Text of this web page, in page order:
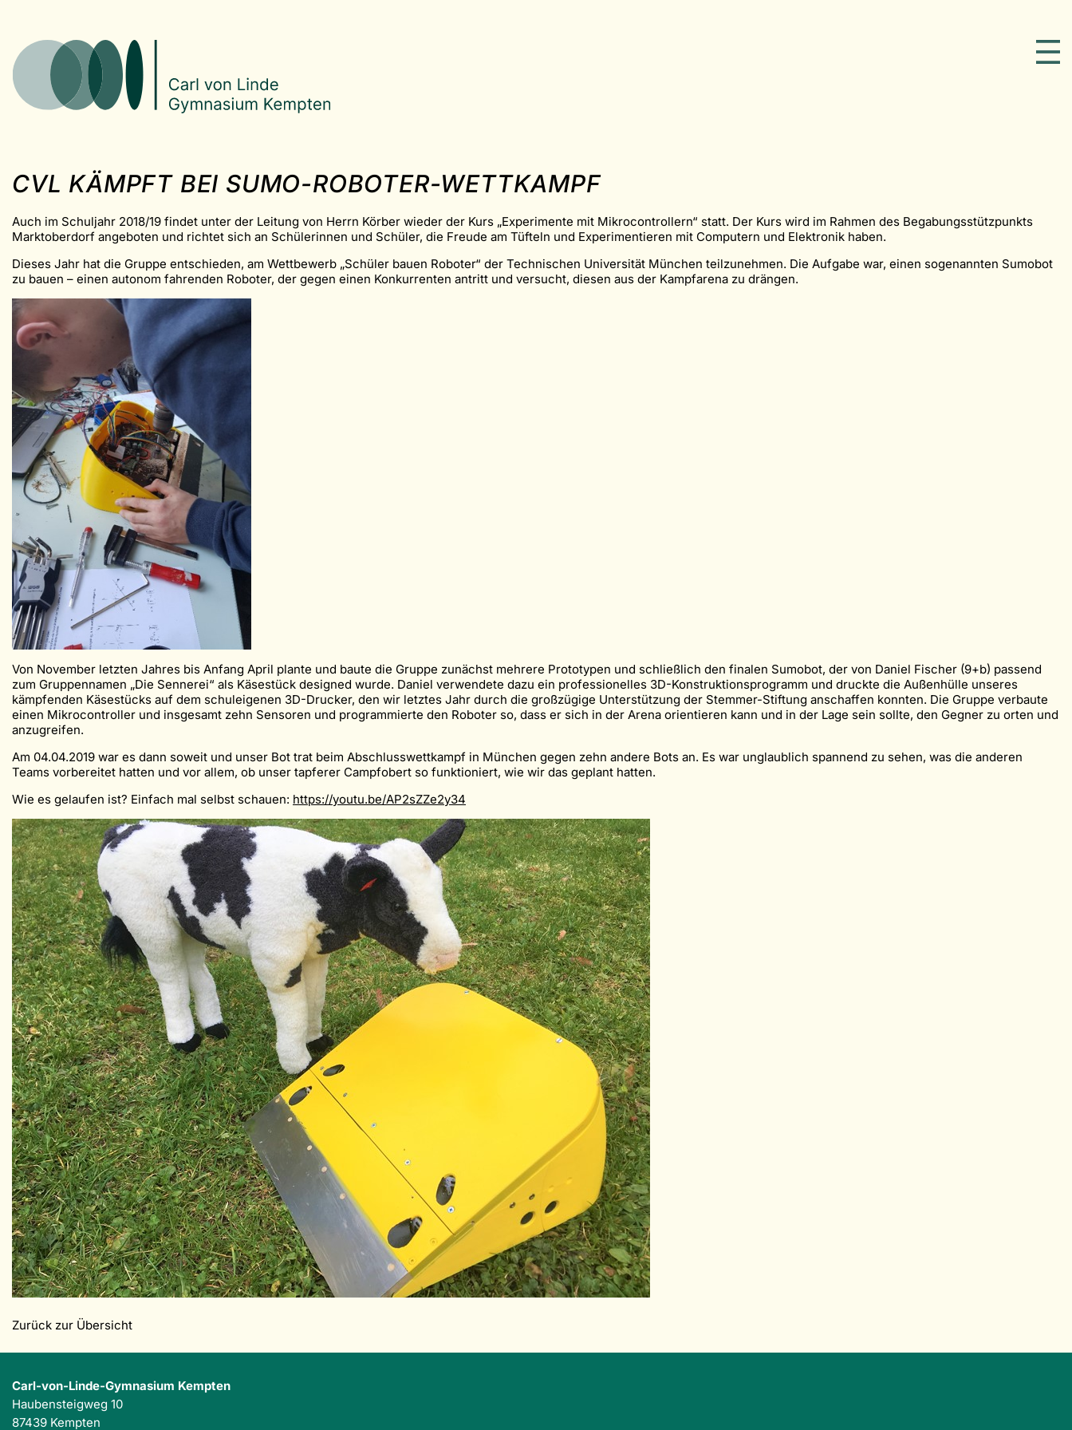
CVL KÄMPFT BEI SUMO-ROBOTER-WETTKAMPF
Auch im Schuljahr 2018/19 findet unter der Leitung von Herrn Körber wieder der Kurs „Experimente mit Mikrocontrollern“ statt. Der Kurs wird im Rahmen des Begabungsstützpunkts
Marktoberdorf angeboten und richtet sich an Schülerinnen und Schüler, die Freude am Tüfteln und Experimentieren mit Computern und Elektronik haben.
Dieses Jahr hat die Gruppe entschieden, am Wettbewerb „Schüler bauen Roboter“ der Technischen Universität München teilzunehmen. Die Aufgabe war, einen sogenannten Sumobot
zu bauen – einen autonom fahrenden Roboter, der gegen einen Konkurrenten antritt und versucht, diesen aus der Kampfarena zu drängen.
Von November letzten Jahres bis Anfang April plante und baute die Gruppe zunächst mehrere Prototypen und schließlich den finalen Sumobot, der von Daniel Fischer (9+b) passend
zum Gruppennamen „Die Sennerei“ als Käsestück designed wurde. Daniel verwendete dazu ein professionelles 3D-Konstruktionsprogramm und druckte die Außenhülle unseres
kämpfenden Käsestücks auf dem schuleigenen 3D-Drucker, den wir letztes Jahr durch die großzügige Unterstützung der Stemmer-Stiftung anschaffen konnten. Die Gruppe verbaute
einen Mikrocontroller und insgesamt zehn Sensoren und programmierte den Roboter so, dass er sich in der Arena orientieren kann und in der Lage sein sollte, den Gegner zu orten und
anzugreifen.
Am 04.04.2019 war es dann soweit und unser Bot trat beim Abschlusswettkampf in München gegen zehn andere Bots an. Es war unglaublich spannend zu sehen, was die anderen
Teams vorbereitet hatten und vor allem, ob unser tapferer Campfobert so funktioniert, wie wir das geplant hatten.
Wie es gelaufen ist? Einfach mal selbst schauen: https://youtu.be/AP2sZZe2y34
Zurück zur Übersicht
Carl-von-Linde-Gymnasium Kempten
Haubensteigweg 10
87439 Kempten